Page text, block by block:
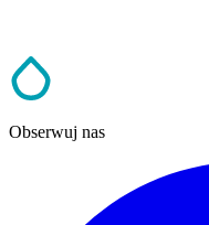
Obserwuj nas